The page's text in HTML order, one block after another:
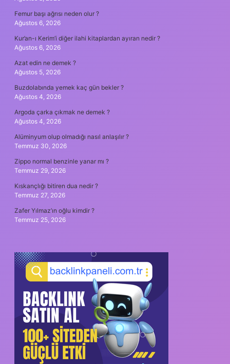
Femur başı ağrısı neden olur ?
Ağustos 6, 2026
Kur’an-ı Kerim’i diğer ilahi kitaplardan ayıran nedir ?
Ağustos 6, 2026
Azat edin ne demek ?
Ağustos 5, 2026
Buzdolabında yemek kaç gün bekler ?
Ağustos 4, 2026
Argoda çarka çıkmak ne demek ?
Ağustos 4, 2026
Alüminyum olup olmadığı nasıl anlaşılır ?
Temmuz 30, 2026
Zippo normal benzinle yanar mı ?
Temmuz 29, 2026
Kıskançlığı bitiren dua nedir ?
Temmuz 27, 2026
Zafer Yılmaz’ın oğlu kimdir ?
Temmuz 25, 2026